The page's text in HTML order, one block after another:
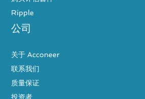
Ripple
公司
关于 Acconeer
联系我们
质量保证
投资者